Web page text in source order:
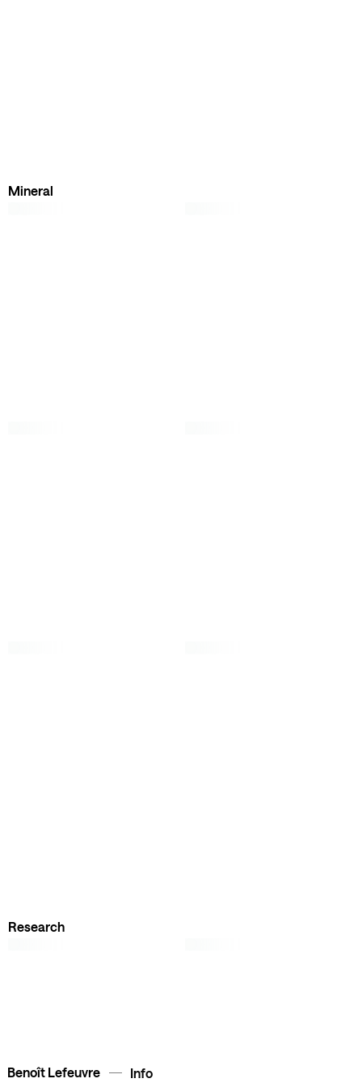
Info
Benoît Lefeuvre
Mineral
Research